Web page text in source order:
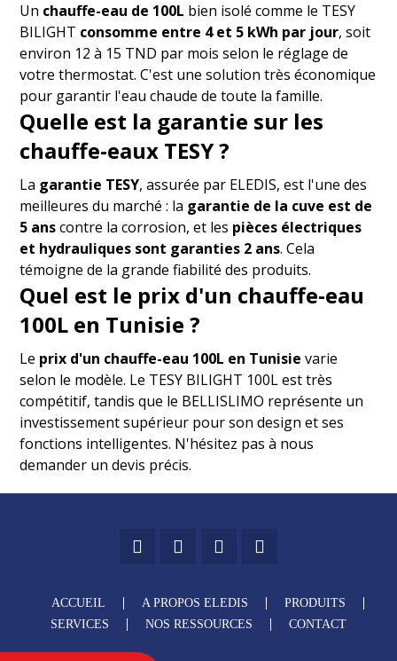
Un chauffe-eau de 100L bien isolé comme le TESY
BILIGHT consomme entre 4 et 5 kWh par jour, soit
environ 12 à 15 TND par mois selon le réglage de
votre thermostat. C'est une solution très économique
pour garantir l'eau chaude de toute la famille.
Quelle est la garantie sur les
chauffe-eaux TESY ?
La garantie TESY, assurée par ELEDIS, est l'une des
meilleures du marché : la garantie de la cuve est de
5 anscontre la corrosion, et les pièces électriques
et hydrauliques sont garanties 2 ans. Cela
témoigne de la grande fiabilité des produits.
Quel est le prix d'un chauffe-eau
100L en Tunisie ?
Le prix d'un chauffe-eau 100L en Tunisie varie
selon le modèle. Le TESY BILIGHT 100L est très
compétitif, tandis que le BELLISLIMO représente un
investissement supérieur pour son design et ses
fonctions intelligentes. N'hésitez pas à nous
demander un devis précis.
ACCUEIL A PROPOS ELEDIS
PRODUITS
SERVICES
NOS RESSOURCES CONTACT